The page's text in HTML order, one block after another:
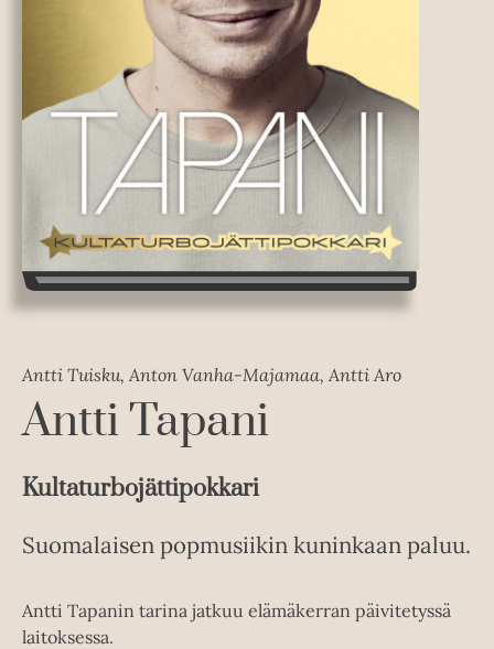
Antti Tuisku, Anton Vanha-Majamaa, Antti Aro
Antti Tapani
Kultaturbojättipokkari
Suomalaisen popmusiikin kuninkaan paluu.
Antti Tapanin tarina jatkuu elämäkerran päivitetyssä
laitoksessa.